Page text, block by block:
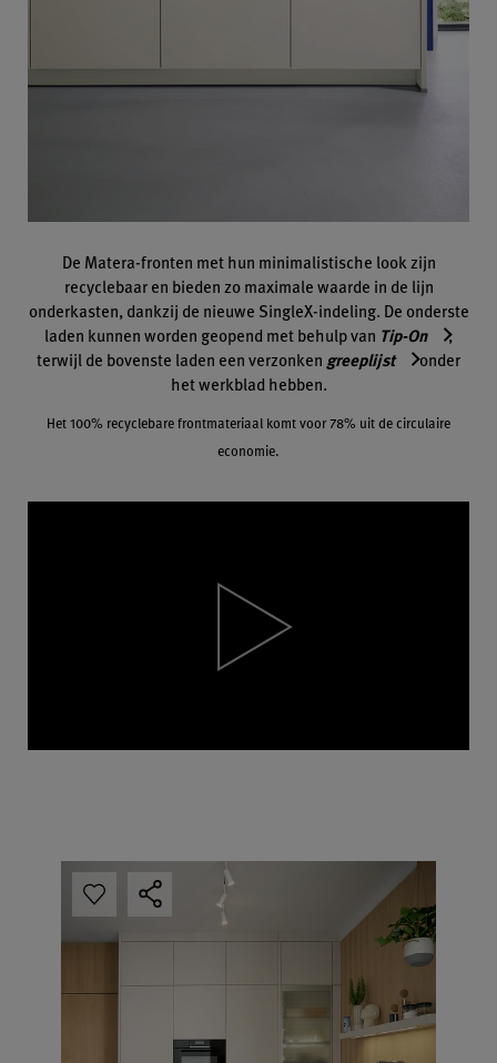
De Matera-fronten met hun minimalistische look zijn
recyclebaar en bieden zo maximale waarde in de lijn
onderkasten, dankzij de nieuwe SingleX-indeling. De onderste
laden kunnen worden geopend met behulp van Tip-On
,
terwijl de bovenste laden een verzonken greeplijst
onder
het werkblad hebben.
Het 100% recyclebare frontmateriaal komt voor 78% uit de circulaire
economie.